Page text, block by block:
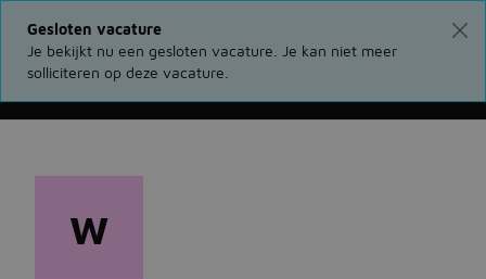
Gesloten vacature
Je bekijkt nu een gesloten vacature. Je kan niet meer
solliciteren op deze vacature.
W